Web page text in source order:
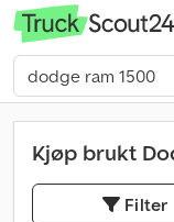
Kjøp brukt
Filter